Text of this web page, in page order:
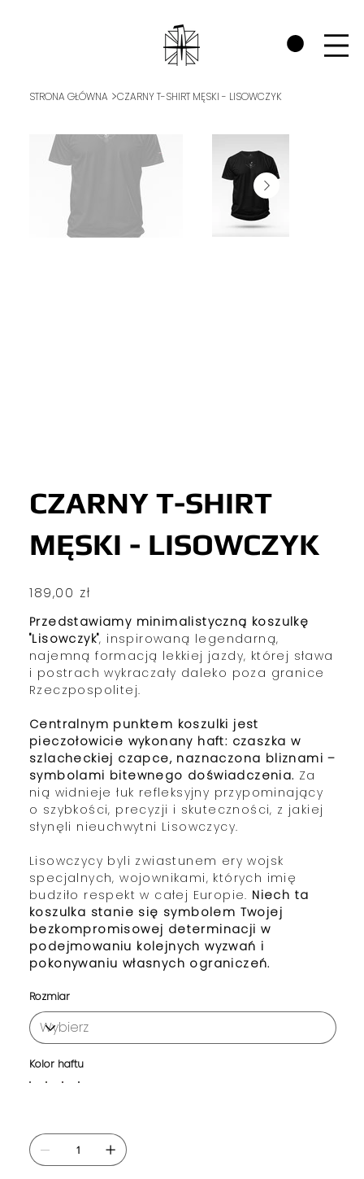
STRONA GŁÓWNA >CZARNY T-SHIRT MĘSKI - LISOWCZYK
CZARNY T-SHIRT
MĘSKI - LISOWCZYK
Cena
189,00 zł
Przedstawiamy minimalistyczną koszulkę
"Lisowczyk", inspirowaną legendarną,
najemną formacją lekkiej jazdy, której sława
i postrach wykraczały daleko poza granice
Rzeczpospolitej.
Centralnym punktem koszulki jest
pieczołowicie wykonany haft: czaszka w
szlacheckiej czapce, naznaczona bliznami –
symbolami bitewnego doświadczenia. Za
nią widnieje łuk refleksyjny przypominający
o szybkości, precyzji i skuteczności, z jakiej
słynęli nieuchwytni Lisowczycy.
Lisowczycy byli zwiastunem ery wojsk
specjalnych, wojownikami, których imię
budziło respekt w całej Europie. Niech ta
koszulka stanie się symbolem Twojej
bezkompromisowej determinacji w
podejmowaniu kolejnych wyzwań i
pokonywaniu własnych ograniczeń.
Rozmiar
Kolor haftu